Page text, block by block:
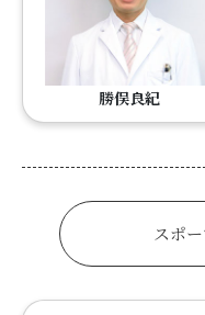
勝俣良紀
スポ